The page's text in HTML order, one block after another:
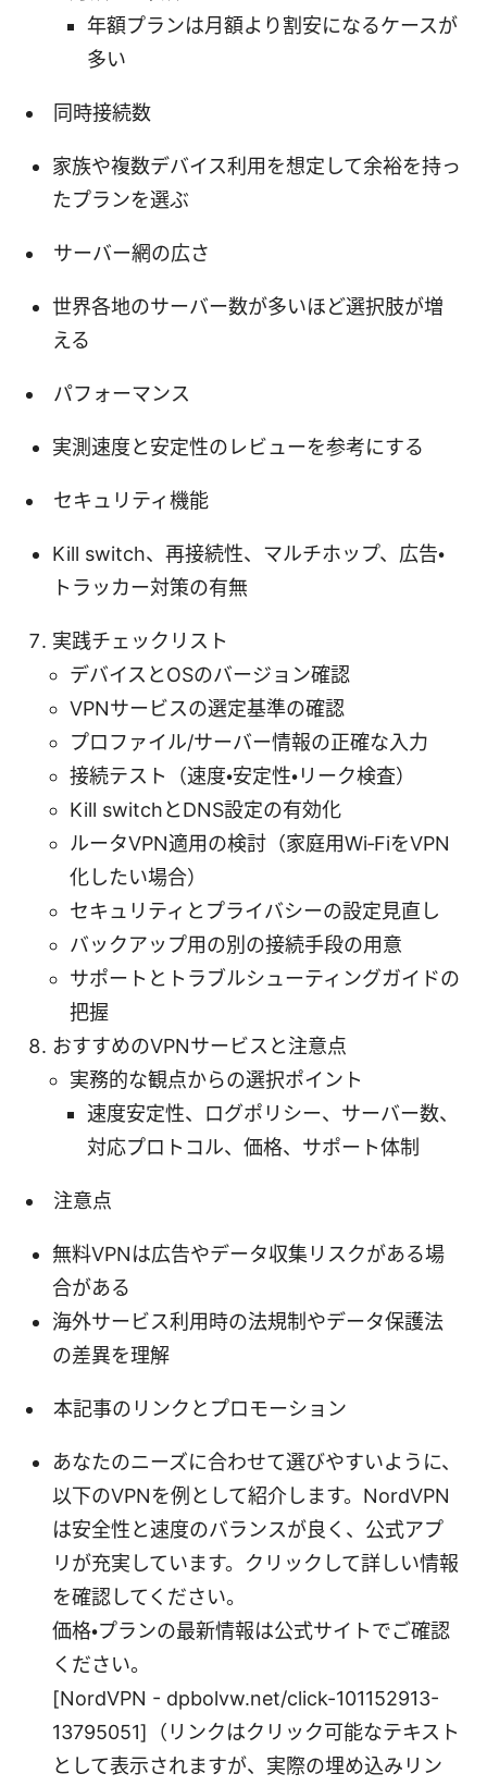
年額プランは月額より割安になるケースが
多い
同時接続数
家族や複数デバイス利用を想定して余裕を持っ
たプランを選ぶ
サーバー網の広さ
世界各地のサーバー数が多いほど選択肢が増
える
パフォーマンス
実測速度と安定性のレビューを参考にする
セキュリティ機能
Kill switch、再接続性、マルチホップ、広告・
トラッカー対策の有無
実践チェックリスト
デバイスとOSのバージョン確認
VPNサービスの選定基準の確認
プロファイル/サーバー情報の正確な入力
接続テスト（速度・安定性・リーク検査）
Kill switchとDNS設定の有効化
ルータVPN適用の検討（家庭用Wi‑FiをVPN
化したい場合）
セキュリティとプライバシーの設定見直し
バックアップ用の別の接続手段の用意
サポートとトラブルシューティングガイドの
把握
おすすめのVPNサービスと注意点
実務的な観点からの選択ポイント
速度安定性、ログポリシー、サーバー数、
対応プロトコル、価格、サポート体制
注意点
無料VPNは広告やデータ収集リスクがある場
合がある
海外サービス利用時の法規制やデータ保護法
の差異を理解
本記事のリンクとプロモーション
あなたのニーズに合わせて選びやすいように、
以下のVPNを例として紹介します。NordVPN
は安全性と速度のバランスが良く、公式アプ
リが充実しています。クリックして詳しい情報
を確認してください。
価格・プランの最新情報は公式サイトでご確認
ください。
[NordVPN - dpbolvw.net/click-101152913-
13795051]（リンクはクリック可能なテキスト
として表示されますが、実際の埋め込みリン